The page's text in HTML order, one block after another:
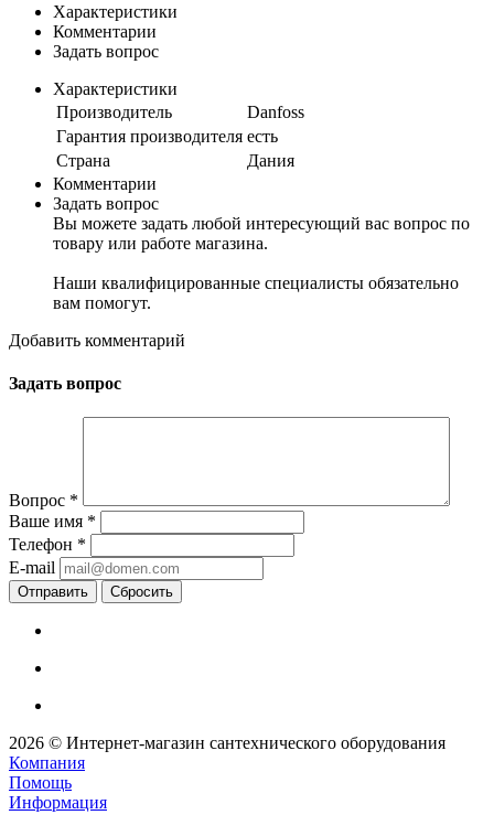
Характеристики
Комментарии
Задать вопрос
Характеристики
Производитель
Danfoss
Гарантия производителя есть
Страна
Дания
Комментарии
Задать вопрос
Вы можете задать любой интересующий вас вопрос по
товару или работе магазина.
Наши квалифицированные специалисты обязательно
вам помогут.
Добавить комментарий
Задать вопрос
Вопрос *
Ваше имя *
Телефон *
E-mail
Сбросить
2026 © Интернет-магазин сантехнического оборудования
Компания
Помощь
Информация